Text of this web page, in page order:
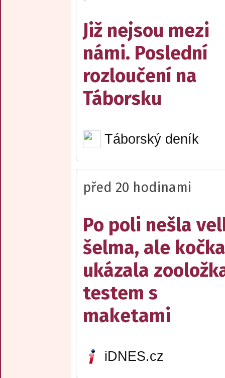
Již nejsou mezi
námi. Poslední
rozloučení na
Táborsku
Táborský deník
před 20 hodinami
Po poli nešla
šelma, ale
ukázala
testem s
maketami
iDNES.cz